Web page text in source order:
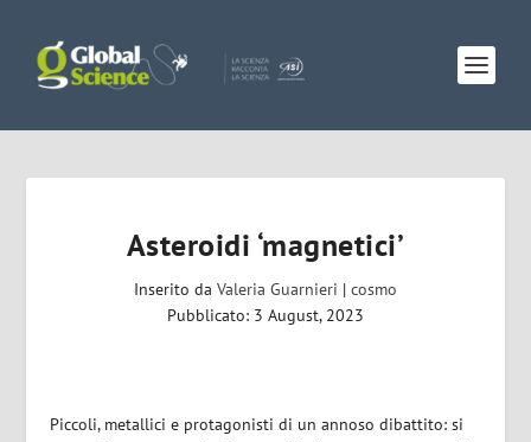
Asteroidi ‘magnetici’
Inserito da Valeria Guarnieri | cosmo
Pubblicato: 3 August, 2023
Piccoli, metallici e protagonisti di un annoso dibattito: si